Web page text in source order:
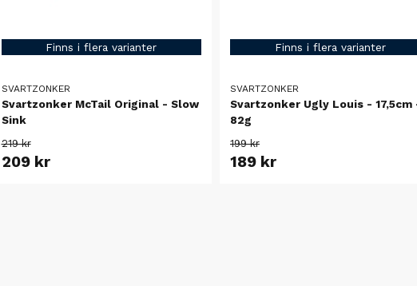
Finns i flera varianter
SVARTZONKER
Svartzonker McTail Original - Slow
Sink
219 kr
209 kr
Finns i flera varianter
SVARTZONKER
Svartzonker Ugly Louis - 17,5cm
82g
199 kr
189 kr